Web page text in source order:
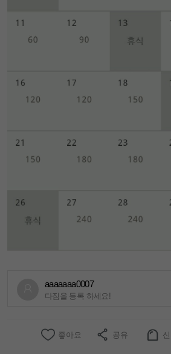
aaaaaaa0007
다짐을 등록 하세요!
좋아요 공유